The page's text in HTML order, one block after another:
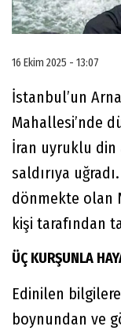
16 Ekim 2025 - 13:07
İstanbul’un
Mahallesi’nde
İran uyruklu din
saldırıya
dönmekte olan
kişi tarafından
ÜÇ KURŞUNLA
Edinilen bilgilere
boynundan ve